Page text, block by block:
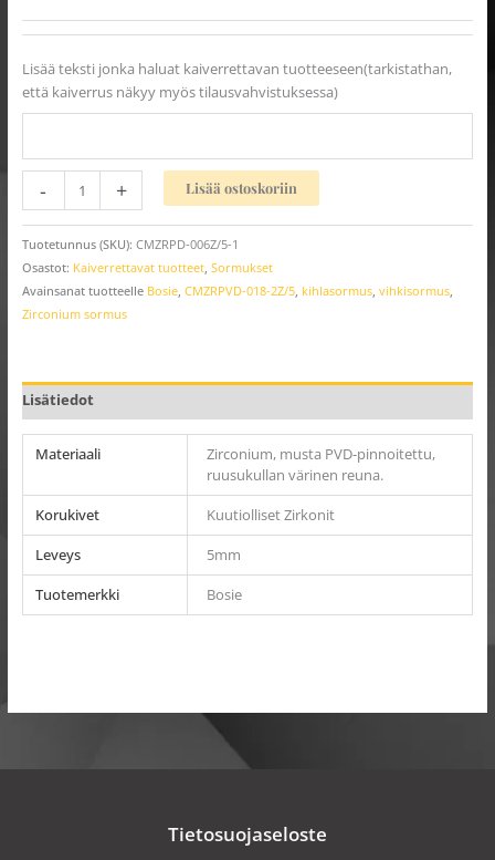
Lisää teksti jonka haluat kaiverrettavan tuotteeseen(tarkistathan,
että kaiverrus näkyy myös tilausvahvistuksessa)
- + Lisää ostoskoriin
Tuotetunnus (SKU): CMZRPD-006Z/5-1
Osastot: Kaiverrettavat tuotteet, Sormukset
Avainsanat tuotteelle Bosie, CMZRPVD-018-2Z/5, kihlasormus, vihkisormus,
Zirconium sormus
Lisätiedot
Materiaali
Zirconium, musta PVD-pinnoitettu,
ruusukullan värinen reuna.
Korukivet
Kuutiolliset Zirkonit
Leveys
5mm
Tuotemerkki
Bosie
Tietosuojaseloste